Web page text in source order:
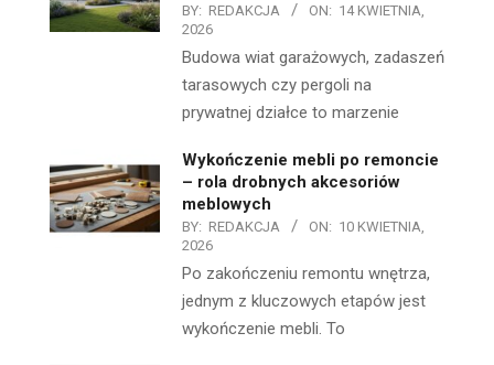
BY: REDAKCJA ON: 14 KWIETNIA,
2026
Budowa wiat garażowych, zadaszeń
tarasowych czy pergoli na
prywatnej działce to marzenie
Wykończenie mebli po remoncie
– rola drobnych akcesoriów
meblowych
BY: REDAKCJA ON: 10 KWIETNIA,
2026
Po zakończeniu remontu wnętrza,
jednym z kluczowych etapów jest
wykończenie mebli. To